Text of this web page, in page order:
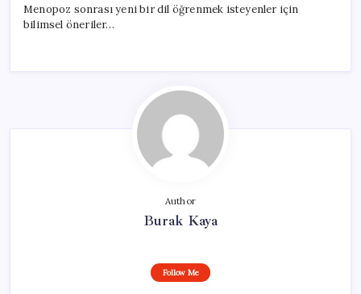
Menopoz sonrası yeni bir dil öğrenmek isteyenler için
bilimsel öneriler…
Author
Burak Kaya
Follow Me